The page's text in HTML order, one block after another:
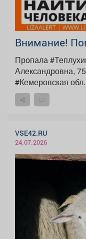
Внимание!
Пропала
Александровна,
VSE42.RU
24.07.2026